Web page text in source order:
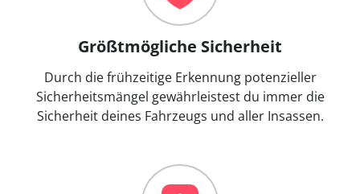
Größtmögliche Sicherheit
Durch die frühzeitige Erkennung potenzieller
Sicherheitsmängel gewährleistest du immer die
Sicherheit deines Fahrzeugs und aller Insassen.